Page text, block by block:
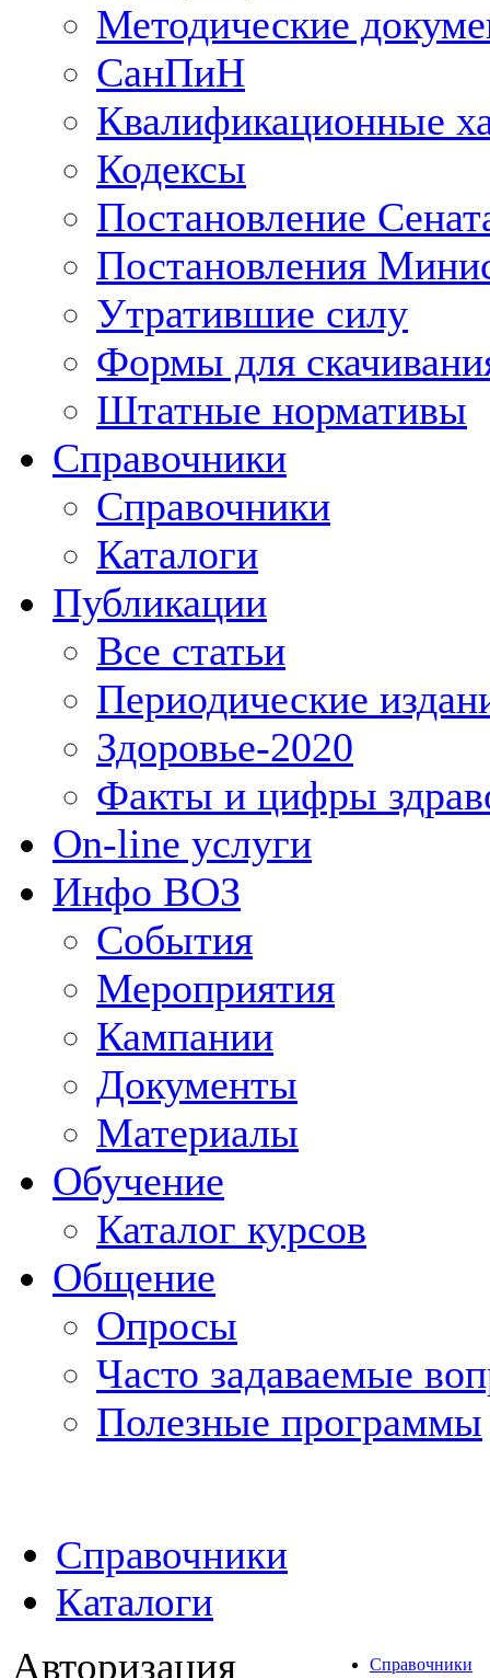
Методические
СанПиН
Квалификационные
Кодексы
Постановление
Постановления
Утратившие силу
Формы для
Штатные нормативы
Справочники
Справочники
Каталоги
Публикации
Все статьи
Периодические
Здоровье-2020
Факты и цифры
On-line услуги
Инфо ВОЗ
События
Мероприятия
Кампании
Документы
Материалы
Обучение
Каталог курсов
Общение
Опросы
Часто задаваемые
Полезные программы
Справочники
Каталоги
Авторизация
Справочники